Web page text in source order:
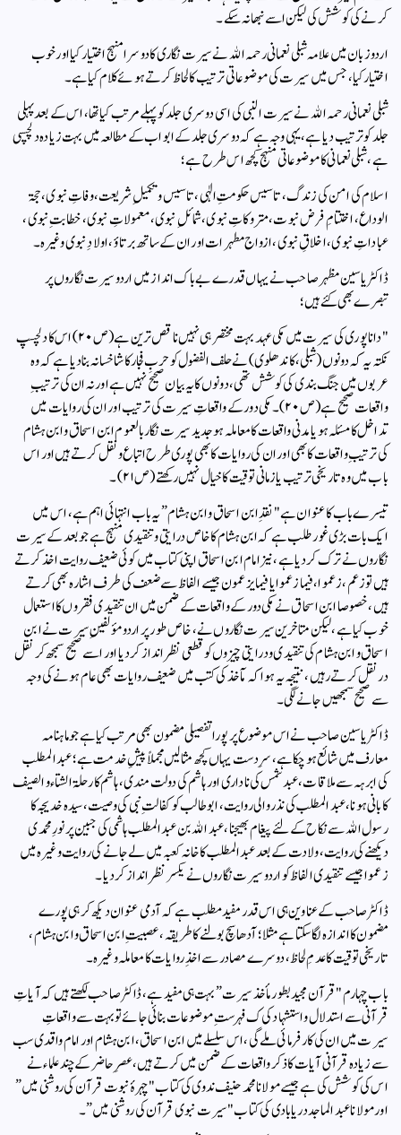
کرنے کی کوشش کی لیکن اسے نبھا نہ سکے۔
اردو زبان میں علامہ شبلی نعمانی رحمہ الله نے سیرت نگاری کا دوسرا منہج اختیار کیا اور خوب
اختیار کیا، جس میں سیرت کی موضوعاتی ترتیب کا لحاظ کرتے ہوئے کلام کیا ہے۔
شبلی نعمانی رحمہ الله نے سیرت النبی کی اسی دوسری جلد کو پہلے مرتب کیا تھا، اس کے بعد پہلی
جلد کو ترتیب دیا ہے، یہی وجہ ہے کہ دوسری جلد کے ابواب کے مطالعہ میں بہت زیادہ دلچسپی
ہے، شبلی نعمانی کا موضوعاتی منہج کچھ اس طرح ہے؛
اسلام کی امن کی زندگ، تاسیس حکومتِ الٰہی، تاسیس و تکمیلِ شریعت، وفاتِ نبوی، حجۃ
الوداع، اختتامِ فرض نبوت، متروکاتِ نبوی، شمائلِ نبوی، معمولاتِ نبوی، خطابتِ نبوی،
عباداتِ نبوی، اخلاقِ نبوی، ازواج مطہرات اور ان کے ساتھ برتاؤ، اولادِ نبوی وغیرہ۔
ڈاکٹر یاسین مظہر صاحب نے یہاں قدرے بے باک انداز میں اردو سیرت نگاروں پر
تبصرے بھی کئے ہیں؛
"دانا پوری کی سیرت میں مکی عہد بہت مختصر ہی نہیں ناقص ترین ہے(ص ۲۰) اس کا دلچسپ
نکتہ یہ کہ دونوں(شبلی، کاندھلوی) نے حلف الفضول کو حربِ فجار کا شاخسانہ بنا دیا ہے کہ وہ
عربوں میں جنگ بندی کی کوشش تھی، دونوں کا یہ بیان صحیح نہیں ہے اور نہ ان کی ترتیبِ
واقعات صحیح ہے(ص ۲۰)۔ مکی دور کے واقعاتِ سیرت کی ترتیب اور ان کی روایات میں
تداخل کا مسئلہ ہو یا مدنی واقعات کا معاملہ ہو جدید سیرت نگار بالعموم ابن اسحاق و ابن ہشام
کی ترتیبِ واقعات کا بھی اور ان کی روایات کا بھی پوری طرح اتباع و نقل کرتے ہیں اور اس
باب میں وہ تاریخی ترتیب یا زمانی توقیت کا خیال نہیں رکھتے(ص۲۱)۔
تیسرے باب کا عنوان ہے "نقدِ ابن اسحاق و ابن ہشام” یہ باب انتہائی اہم ہے، اس میں
ایک بات بڑی غور طلب ہے کہ ابن ہشام کا خاص درایتی و تنقیدی منہج ہے جو بعد کے سیرت
نگاروں نے ترک کردیا ہے، نیز امام ابن اسحاق اپنی کتاب میں کوئی ضعیف روایت اخذ کرتے
ہیں تو زعم، زعموا، فیما زعموا یا فیما یزعمون جیسے الفاظ سے ضعف کی طرف اشارہ بھی کرتے
ہیں، خصوصا ابن اسحاق نے مکی دور کے واقعات کے ضمن میں ان تنقیدی فقروں کا استعمال
خوب کیا ہے، لیکن متاخرین سیرت نگاروں نے، خاص طور پر اردو مؤلفینِ سیرت نے ابن
اسحاق و ابن ہشام کی تنقیدی و درایتی چیزوں کو قطعی نظر انداز کردیا اور اسے صحیح سمجھ کر نقل
در نقل کرتے رہیں، نتیجہ یہ ہوا کہ مآخذ کی کتب میں ضعیف روایات بھی عام ہونے کی وجہ
سے صحیح سمجھیں جانے لگی۔
ڈاکٹر یاسین صاحب نے اس موضوع پر پورا تفصیلی مضمون بھی مرتب کیا ہے جو ماہنامہ
معارف میں شائع ہوچکا ہے، سرِ دست یہاں کچھ مثالیں مجملاً پیشِ خدمت ہے ؛ عبد المطلب
کی ابرہہ سے ملاقات، عبد شمس کی ناداری اور ہاشم کی دولت مندی، ہاشم کا رحلۃ الشتاء و الصیف
کا بانی ہونا، عبد المطلب کی نذر والی روایت، ابو طالب کو کفالتِ نبی کی وصیت، سیدہ خدیجہ کا
رسول الله سے نکاح کے لئے پیغام بھیجنا، عبد الله بن عبد المطلب ہاشمی کی جبین پر نورِ محمدی
دیکھنے کی روایت، ولادت کے بعد عبد المطلب کا خانہ کعبہ میں لے جانے کی روایت وغیرہ میں
زعموا جیسے تنقیدی الفاظ کو اردو سیرت نگاروں نے یکسر نظر انداز کردیا۔
ڈاکٹر صاحب کے عناوین ہی اس قدر مفید مطلب ہے کہ آدمی عنوان دیکھ کر ہی پورے
مضمون کا اندازہ لگا سکتا ہے مثلا؛ آدھا سچ بولنے کا طریقہ، عصبیتِ ابن اسحاق و ابن ہشام،
تاریخی توقیت کا عدمِ لحاظ، دوسرے مصادر سے اخذِ روایات کا معاملہ وغیرہ۔
باب چہارم "قرآن مجید بطور مأخذ سیرت” بہت ہی مفید ہے، ڈاکٹر صاحب لکھتے ہیں کہ آیاتِ
قرآنی سے استدلال و استشہاد کی ک فہرستِ موضوعات بنائی جائے تو بہت سے واقعاتِ
سیرت میں ان کی کار فرمائی ملے گی، اس سلسلے میں ابن اسحاق، ابن ہشام اور امام واقدی سب
سے زیادہ قرآنی آیات کا ذکر واقعات کے ضمن میں کرتے ہیں، عصرِ حاضر کے چند علماء نے
اس کی کوشش کی ہے جیسے مولانا محمد حنیف ندوی کی کتاب "چہرۂ نبوت قرآن کی روشنی میں”
اور مولانا عبد الماجد دریابادی کی کتاب "سیرت نبوی قرآن کی روشنی میں”۔